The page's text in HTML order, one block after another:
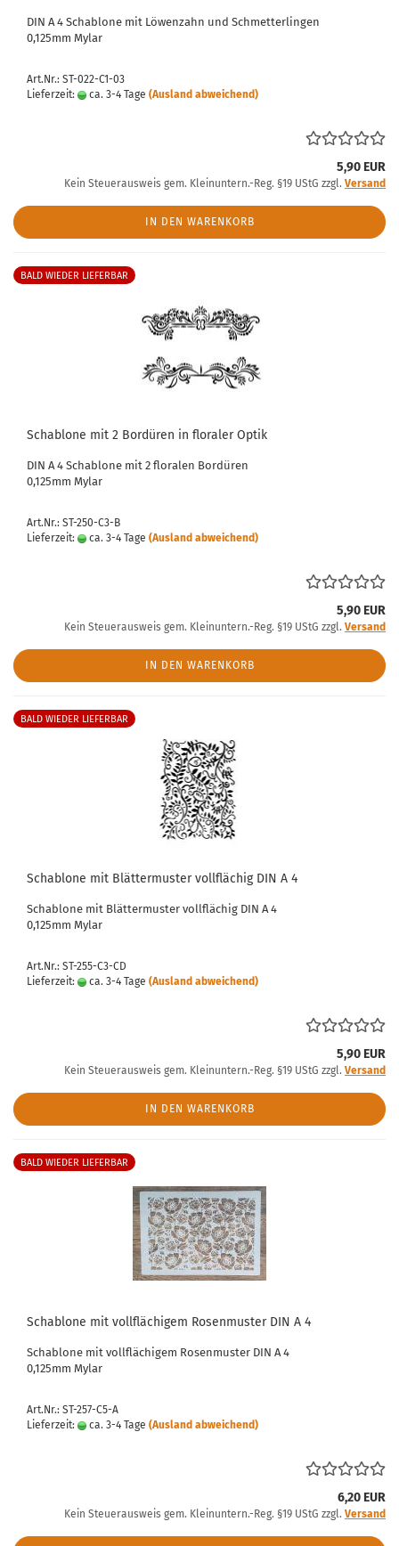
DIN A 4 Schablone mit Löwenzahn und Schmetterlingen
0,125mm Mylar
Art.Nr.: ST-022-C1-03
Lieferzeit:
ca. 3-4 Tage (Ausland abweichend)
5,90 EUR
Kein Steuerausweis gem. Kleinuntern.-Reg. §19 UStG zzgl. Versand
IN DEN WARENKORB
BALD WIEDER LIEFERBAR
Schablone mit 2 Bordüren in floraler Optik
DIN A 4 Schablone mit 2 floralen Bordüren
0,125mm Mylar
Art.Nr.: ST-250-C3-B
Lieferzeit:
ca. 3-4 Tage (Ausland abweichend)
5,90 EUR
Kein Steuerausweis gem. Kleinuntern.-Reg. §19 UStG zzgl. Versand
IN DEN WARENKORB
BALD WIEDER LIEFERBAR
Schablone mit Blättermuster vollflächig DIN A 4
Schablone mit Blättermuster vollflächig DIN A 4
0,125mm Mylar
Art.Nr.: ST-255-C3-CD
Lieferzeit:
ca. 3-4 Tage (Ausland abweichend)
5,90 EUR
Kein Steuerausweis gem. Kleinuntern.-Reg. §19 UStG zzgl. Versand
IN DEN WARENKORB
BALD WIEDER LIEFERBAR
Schablone mit vollflächigem Rosenmuster DIN A 4
Schablone mit vollflächigem Rosenmuster DIN A 4
0,125mm Mylar
Art.Nr.: ST-257-C5-A
Lieferzeit:
ca. 3-4 Tage (Ausland abweichend)
6,20 EUR
Kein Steuerausweis gem. Kleinuntern.-Reg. §19 UStG zzgl. Versand